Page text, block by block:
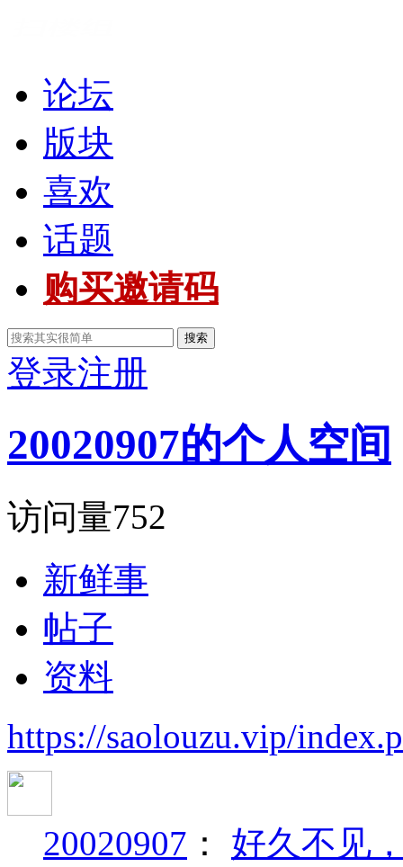
论坛
版块
喜欢
话题
购买邀请码
搜索
登录注册
20020907的个人空间
访问量752
新鲜事
帖子
资料
https://saolouzu.vip/
20020907 ： 好久不见